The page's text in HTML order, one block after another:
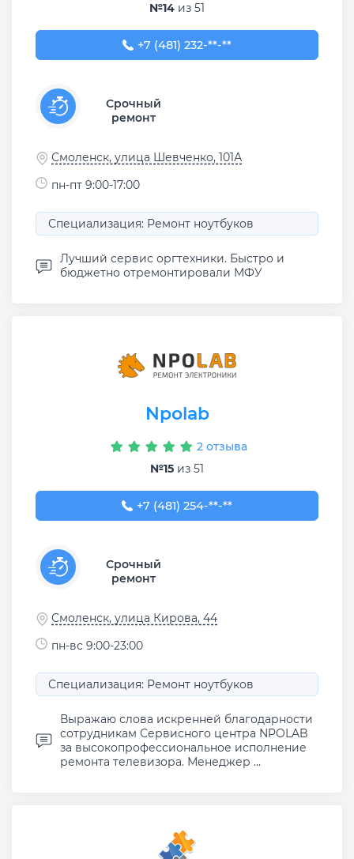
№14 из 51
+7 (481) 232-87-07
+7 (481) 232-**-**
Срочный
ремонт
Смоленск, улица Шевченко, 101А
пн-пт 9:00-17:00
Специализация: Ремонт ноутбуков
Лучший сервис оргтехники. Быстро и
бюджетно отремонтировали МФУ
Npolab
2 отзыва
№15 из 51
+7 (481) 254-21-31
+7 (481) 254-**-**
Срочный
ремонт
Смоленск, улица Кирова, 44
пн-вс 9:00-23:00
Специализация: Ремонт ноутбуков
Выражаю слова искренней благодарности
сотрудникам Сервисного центра NPOLAB
за высокопрофессиональное исполнение
ремонта телевизора. Менеджер ...